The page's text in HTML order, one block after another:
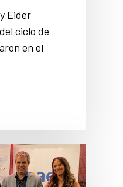
Eider
ciclo de
en el